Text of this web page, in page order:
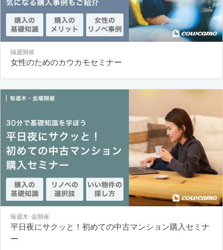
隔週開催
女性のためのカウカモセミナー
毎週木･金開催
平日夜にサクッと！初めての中古マンション購入セミナ
ー